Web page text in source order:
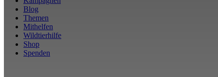
Blog
Themen
Mithelfen
Wildtierhilfe
Shop
Spenden